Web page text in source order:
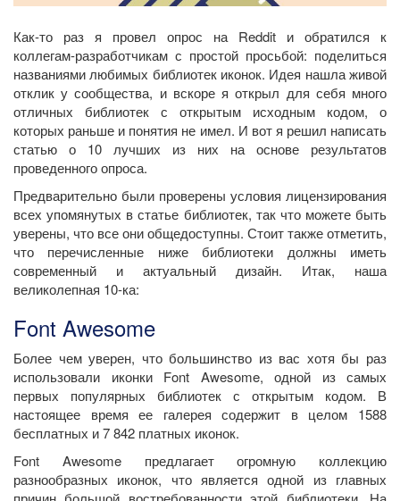
Как-то раз я провел опрос на Reddit и обратился к
коллегам-разработчикам с простой просьбой: поделиться
названиями любимых библиотек иконок. Идея нашла живой
отклик у сообщества, и вскоре я открыл для себя много
отличных библиотек с открытым исходным кодом, о
которых раньше и понятия не имел. И вот я решил написать
статью о 10 лучших из них на основе результатов
проведенного опроса.
Предварительно были проверены условия лицензирования
всех упомянутых в статье библиотек, так что можете быть
уверены, что все они общедоступны. Стоит также отметить,
что перечисленные ниже библиотеки должны иметь
современный и актуальный дизайн. Итак, наша
великолепная 10-ка:
Font Awesome
Более чем уверен, что большинство из вас хотя бы раз
использовали иконки Font Awesome, одной из самых
первых популярных библиотек с открытым кодом. В
настоящее время ее галерея содержит в целом 1588
бесплатных и 7 842 платных иконок.
Font Awesome предлагает огромную коллекцию
разнообразных иконок, что является одной из главных